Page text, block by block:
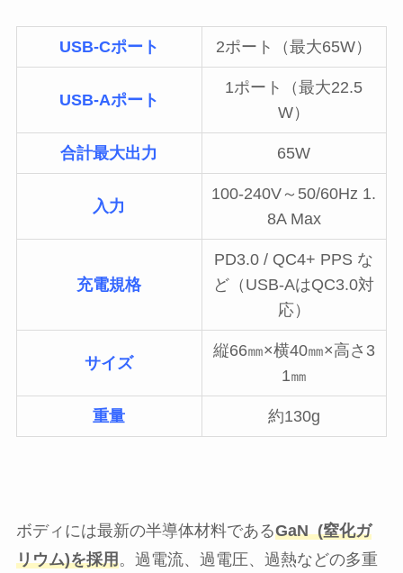
USB-Cポート 2ポート（最大65W）
USB-Aポート
1ポート（最大22.5
W）
合計最大出力 65W
入力
100-240V～50/60Hz 1.
8A Max
充電規格
PD3.0 / QC4+ PPS な
ど（USB-AはQC3.0対
応）
サイズ
縦66㎜×横40㎜×高さ3
1㎜
重量 約130g
ボディには最新の半導体材料であるGaN (窒化ガ
リウム)を採用。過電流、過電圧、過熱などの多重